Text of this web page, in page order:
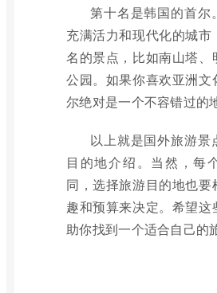
第十名是韩国的首尔
充满活力和现代化的城市
名的景点，比如南山塔、
公园。如果你喜欢亚洲文
尔绝对是一个不容错过的
以上就是国外旅游景
目的地介绍。当然，每
同，选择旅游目的地也要
趣和预算来决定。希望这
助你找到一个适合自己的